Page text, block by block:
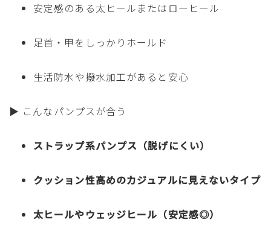
安定感のある太ヒールまたはローヒール
足首・甲をしっかりホールド
生活防水や撥水加工があると安心
▶ こんなパンプスが合う
ストラップ系パンプス（脱げにくい）
クッション性高めのカジュアルに見えないタイプ
太ヒールやウェッジヒール（安定感◎）